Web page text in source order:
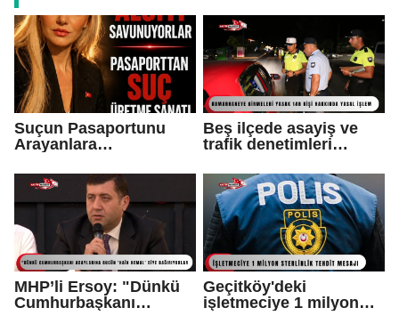
Suçun Pasaportunu
Arayanlara…
Beş ilçede asayiş ve
trafik denetimleri
MHP’li Ersoy: "Dünkü
Cumhurbaşkanı
Geçitköy'deki
işletmeciye 1 milyon